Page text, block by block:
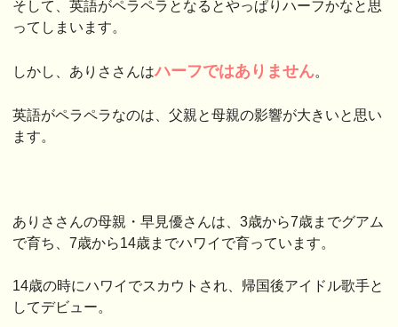
そして、英語がペラペラとなるとやっぱりハーフかなと思
ってしまいます。
しかし、ありささんはハーフではありません。
英語がペラペラなのは、父親と母親の影響が大きいと思い
ます。
ありささんの母親・早見優さんは、3歳から7歳までグアム
で育ち、7歳から14歳までハワイで育っています。
14歳の時にハワイでスカウトされ、帰国後アイドル歌手と
してデビュー。